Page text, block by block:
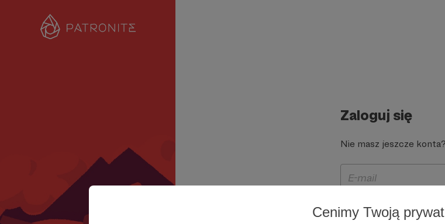
Cenimy Twoją
Zaloguj się
Nie masz jeszcze konta?